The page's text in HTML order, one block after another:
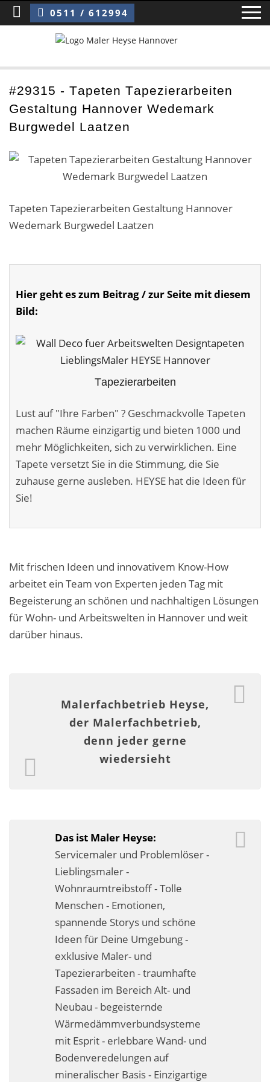
Sie sind hier:Tapeten Tapezierarbeiten Gestaltung Hannover Wedemark Burgwedel Laatzen
0511 / 612994
Home
Blog
Referenzen und Kundenbewertungen
Leistungen ›
Altbausanierung
Betonoptik
Bodenbeläge & Designböden
Business Feng-Shui
Fugenlos
Kalkkind-Fachbetrieb – Sumpfkalk-Oberflächen
Wärmedämmung / WDVS
Premium-Lösungen
Meine gute Empfehlung
Arbeitsbühne mieten
Heyse Lifestyle
Kontakt
Navigation schließen
#29315 - Tapeten Tapezierarbeiten
Gestaltung Hannover Wedemark
Burgwedel Laatzen
Tapeten Tapezierarbeiten Gestaltung Hannover
Wedemark Burgwedel Laatzen
Hier geht es zum Beitrag / zur Seite mit diesem
Bild:
Tapezierarbeiten
Lust auf "Ihre Farben" ? Geschmackvolle Tapeten
machen Räume einzigartig und bieten 1000 und
mehr Möglichkeiten, sich zu verwirklichen. Eine
Tapete versetzt Sie in die Stimmung, die Sie
zuhause gerne ausleben. HEYSE hat die Ideen für
Sie!
Mit frischen Ideen und innovativem Know-How
arbeitet ein Team von Experten jeden Tag mit
Begeisterung an schönen und nachhaltigen Lösungen
für Wohn- und Arbeitswelten in Hannover und weit
darüber hinaus.
Malerfachbetrieb Heyse,
der Malerfachbetrieb,
denn jeder gerne
wiedersieht
Das ist Maler Heyse:
Servicemaler und Problemlöser -
Lieblingsmaler -
Wohnraumtreibstoff - Tolle
Menschen - Emotionen,
spannende Storys und schöne
Ideen für Deine Umgebung -
exklusive Maler- und
Tapezierarbeiten - traumhafte
Fassaden im Bereich Alt- und
Neubau - begeisternde
Wärmedämmverbundsysteme
mit Esprit - erlebbare Wand- und
Bodenveredelungen auf
mineralischer Basis - Einzigartige